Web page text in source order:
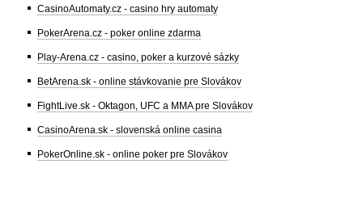
CasinoAutomaty.cz - casino hry automaty
PokerArena.cz - poker online zdarma
Play-Arena.cz - casino, poker a kurzové sázky
BetArena.sk - online stávkovanie pre Slovákov
FightLive.sk - Oktagon, UFC a MMA pre Slovákov
CasinoArena.sk - slovenská online casina
PokerOnline.sk - online poker pre Slovákov